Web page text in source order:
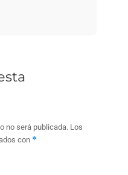
no será publicada. Los
con *